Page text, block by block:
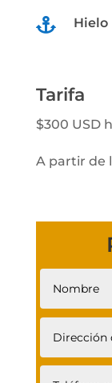
 Hielo
Tarifa
$300 USD
A partir de